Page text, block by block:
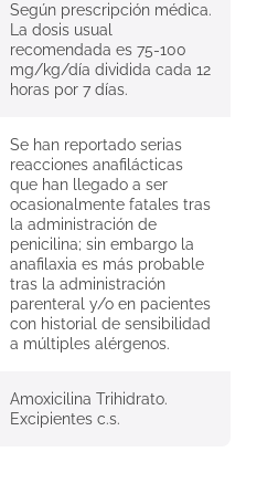
Según prescripción médica.
La dosis usual
recomendada es 75-100
mg/kg/día dividida cada 12
horas por 7 días.
Se han reportado serias
reacciones anafilácticas
que han llegado a ser
ocasionalmente fatales tras
la administración de
penicilina; sin embargo la
anafilaxia es más probable
tras la administración
parenteral y/o en pacientes
con historial de sensibilidad
a múltiples alérgenos.
Amoxicilina Trihidrato.
Excipientes c.s.